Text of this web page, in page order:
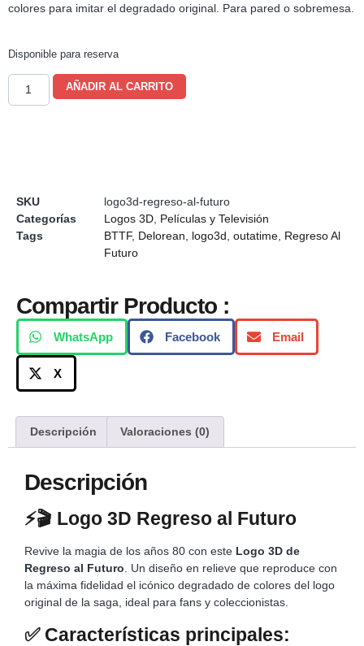
colores para imitar el degradado original. Para pared o sobremesa.
Disponible para reserva
AÑADIR AL CARRITO
SKU
logo3d-regreso-al-futuro
Categorías
Logos 3D Películas y Televisión
Tags
BTTF, Delorean logo3d outatime Regreso Al
Futuro
Compartir Producto :
WhatsApp Facebook Email
X
Descripción Valoraciones (0)
Descripción
⚡🎬 Logo 3D Regreso al Futuro
Revive la magia de los años 80 con este Logo 3D de
Regreso al Futuro . Un diseño en relieve que reproduce con
la máxima fidelidad el icónico degradado de colores del logo
original de la saga, ideal para fans y coleccionistas.
✅ Características principales: